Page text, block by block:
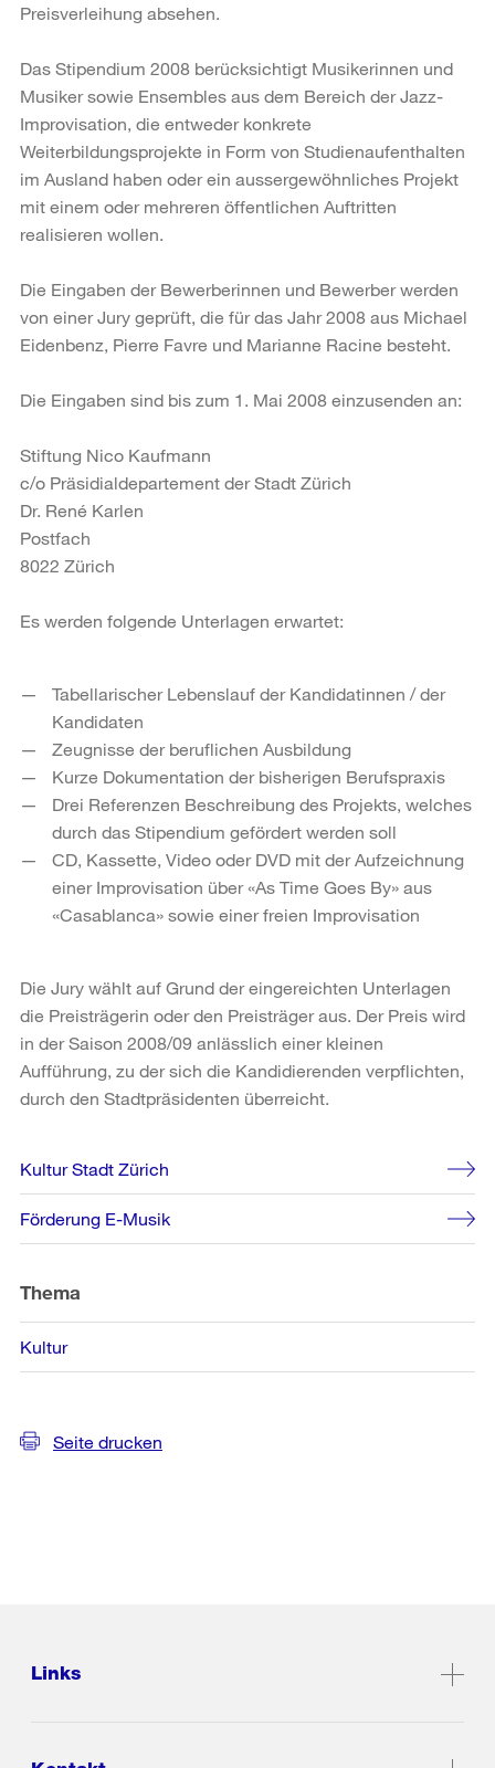
Preisverleihung absehen.
Das Stipendium 2008 berücksichtigt Musikerinnen und
Musiker sowie Ensembles aus dem Bereich der Jazz-
Improvisation, die entweder konkrete
Weiterbildungsprojekte in Form von Studienaufenthalten
im Ausland haben oder ein aussergewöhnliches Projekt
mit einem oder mehreren öffentlichen Auftritten
realisieren wollen.
Die Eingaben der Bewerberinnen und Bewerber werden
von einer Jury geprüft, die für das Jahr 2008 aus Michael
Eidenbenz, Pierre Favre und Marianne Racine besteht.
Die Eingaben sind bis zum 1. Mai 2008 einzusenden an:
Stiftung Nico Kaufmann
c/o Präsidialdepartement der Stadt Zürich
Dr. René Karlen
Postfach
8022 Zürich
Es werden folgende Unterlagen erwartet:
Tabellarischer Lebenslauf der Kandidatinnen / der
Kandidaten
Zeugnisse der beruflichen Ausbildung
Kurze Dokumentation der bisherigen Berufspraxis
Drei Referenzen Beschreibung des Projekts, welches
durch das Stipendium gefördert werden soll
CD, Kassette, Video oder DVD mit der Aufzeichnung
einer Improvisation über «As Time Goes By» aus
«Casablanca» sowie einer freien Improvisation
Die Jury wählt auf Grund der eingereichten Unterlagen
die Preisträgerin oder den Preisträger aus. Der Preis wird
in der Saison 2008/09 anlässlich einer kleinen
Aufführung, zu der sich die Kandidierenden verpflichten,
durch den Stadtpräsidenten überreicht.
Weitere
Informationen
Kultur Stadt Zürich
Förderung E-Musik
Thema
Kultur
Seite drucken
Links